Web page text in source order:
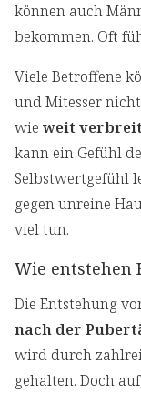
können auch
bekommen. Oft
Viele Betroffene
und Mitesser
wie weit
kann ein Gefühl
Selbstwertgefühl
gegen unreine
viel tun.
Wie entstehen
Die Entstehung
nach der
wird durch
gehalten. Doch